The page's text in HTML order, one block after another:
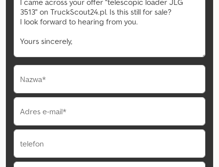
Nazwa*
Adres e-mail*
telefon